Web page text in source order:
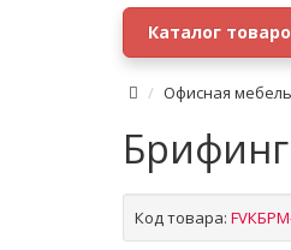
Каталог
Офисная мебель
Код товара: